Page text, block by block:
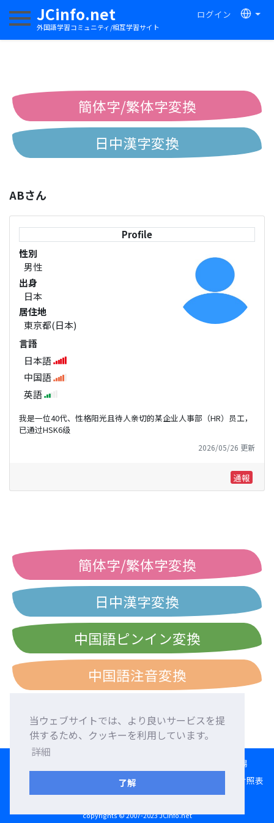
当ウェブサイトでは、より良いサービスを提
供するため、クッキーを利用しています。
詳細
了解
JCinfo.net
外国語学習コミュニティ/相互学習サイト
ログイン
ナビゲーションを切り替える
簡体字/繁体字変換
日中漢字変換
中国語注音変換
ABさん
Profile
性別
男性
出身
日本
居住地
東京都(日本)
言語
日本語
中国語
英語
我是一位40代、性格阳光且待人亲切的某企业人事部（HR）员工，
已通过HSK6级
2026/05/26 更新
通報
簡体字/繁体字変換
日中漢字変換
中国語ピンイン変換
中国語注音変換
交流広場
日本語ローマ字入力練習
西暦・和暦・民国暦対照表
copyrights © 2007-2023 JCinfo.net